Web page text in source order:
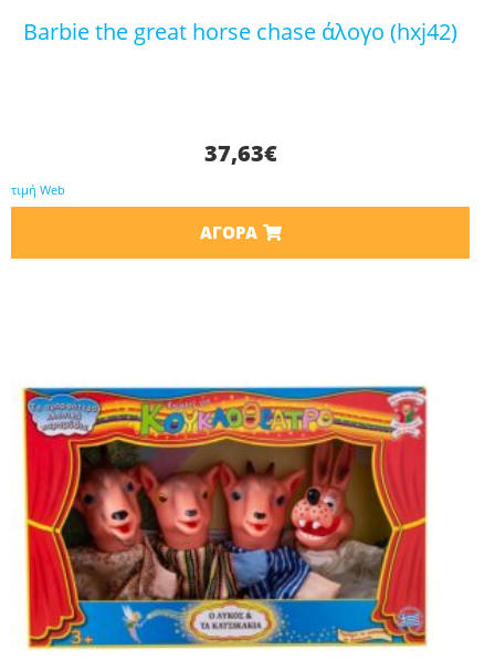
barbie the great horse chase άλογο (hxj42)
37,63€
τιμή Web
ΑΓΟΡΆ